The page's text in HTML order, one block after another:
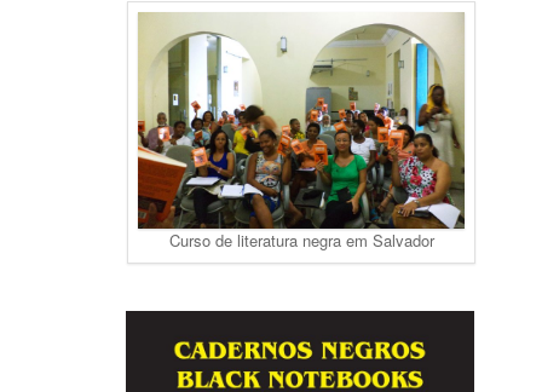
Curso de literatura negra em Salvador